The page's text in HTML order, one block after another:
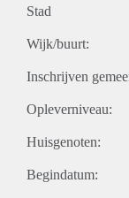
Stad
Wijk/buurt:
Inschrijven
Opleverniveau:
Huisgenoten:
Begindatum: